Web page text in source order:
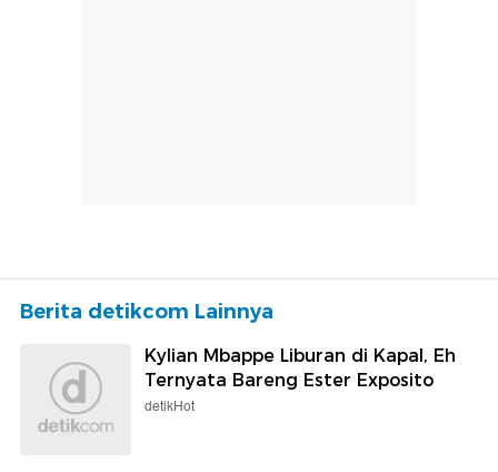
Berita detikcom Lainnya
Kylian Mbappe Liburan di Kapal, Eh
Ternyata Bareng Ester Exposito
detikHot